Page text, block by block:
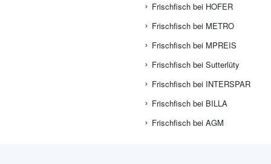
Frischfisch bei HOFER
Frischfisch bei METRO
Frischfisch bei MPREIS
Frischfisch bei Sutterlüty
Frischfisch bei INTERSPAR
Frischfisch bei BILLA
Frischfisch bei AGM